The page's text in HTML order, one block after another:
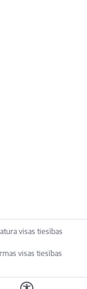
visas tiesības
visas tiesības